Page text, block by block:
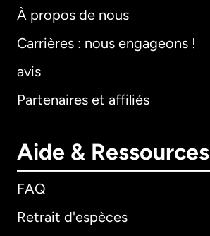
À propos de nous
Carrières : nous engageons !
avis
Partenaires et affiliés
Aide & Ressources
FAQ
Retrait d'espèces